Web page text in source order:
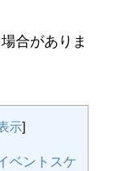
合がありま
示]
ベントスケ